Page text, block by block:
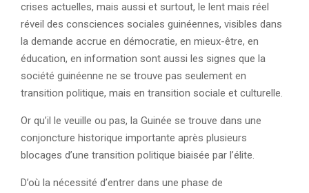
crises actuelles, mais aussi et surtout, le lent mais réel
réveil des consciences sociales guinéennes, visibles dans
la demande accrue en démocratie, en mieux-être, en
éducation, en information sont aussi les signes que la
société guinéenne ne se trouve pas seulement en
transition politique, mais en transition sociale et culturelle.
Or qu’il le veuille ou pas, la Guinée se trouve dans une
conjoncture historique importante après plusieurs
blocages d’une transition politique biaisée par l’élite.
D’où la nécessité d’entrer dans une phase de